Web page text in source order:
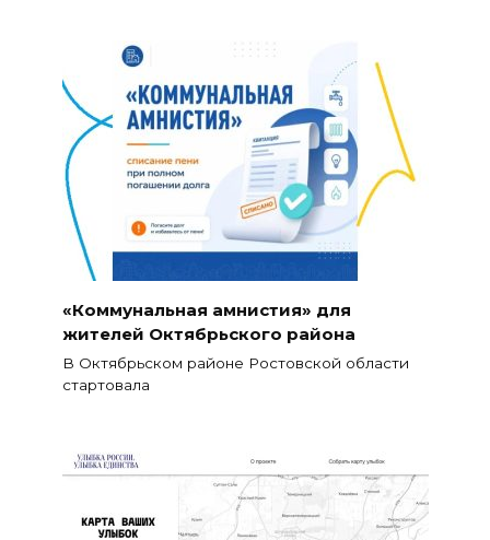
«Коммунальная амнистия» для
жителей Октябрьского района
В Октябрьском районе Ростовской области
стартовала